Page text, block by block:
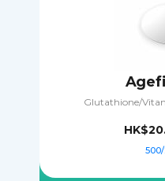
Glutathione/